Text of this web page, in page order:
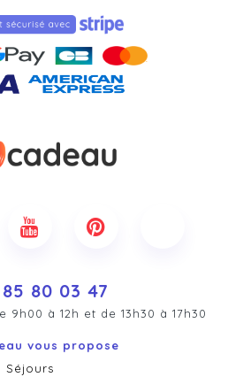
80 03 47
à 12h et de 13h30 à 17h30
vous propose
Séjours